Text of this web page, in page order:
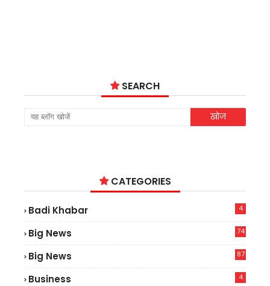
SEARCH
CATEGORIES
Badi Khabar 4
Big News
74
Big News
87
Business 4